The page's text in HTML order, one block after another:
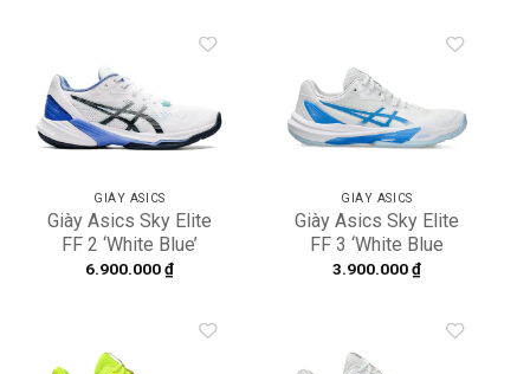
wishlist
GIÀY ASICS
Giày Asics Sky Elite
FF 2 ‘White Blue’
1052A053-101
6.900.000₫
wishlist
GIÀY ASICS
Giày Asics Sky Elite
FF 3 ‘White Blue
Coast’ 1052A075-103
3.900.000₫